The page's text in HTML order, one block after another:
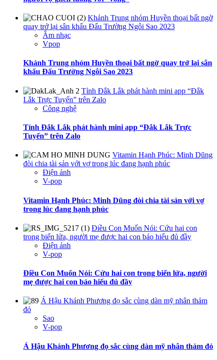
Khánh Trung nhóm Huyền thoại bất ngờ
quay trở lại sân khấu Đấu Trường Ngôi Sao 2023
Âm nhạc
Vpop
Khánh Trung nhóm Huyền thoại bất ngờ quay trở lại sân
khấu Đấu Trường Ngôi Sao 2023
Tỉnh Đắk Lắk phát hành mini app “Đắk
Lắk Trực Tuyến” trên Zalo
Công nghệ
Tỉnh Đắk Lắk phát hành mini app “Đắk Lắk Trực
Tuyến” trên Zalo
Vitamin Hạnh Phúc: Minh Dũng
đòi chia tài sản với vợ trong lúc đang hạnh phúc
Điện ảnh
V-pop
Vitamin Hạnh Phúc: Minh Dũng đòi chia tài sản với vợ
trong lúc đang hạnh phúc
Điều Con Muốn Nói: Cứu hai con
trong biển lửa, người mẹ được hai con báo hiếu đủ đầy
Điện ảnh
V-pop
Điều Con Muốn Nói: Cứu hai con trong biển lửa, người
mẹ được hai con báo hiếu đủ đầy
Á Hậu Khánh Phương đọ sắc cùng dàn mỹ nhân thảm
đỏ
Sao
V-pop
Á Hậu Khánh Phương đọ sắc cùng dàn mỹ nhân thảm đỏ